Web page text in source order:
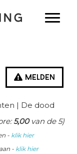
Melden
| De dood
5,00van de 5)
- klik hier
- klik hier